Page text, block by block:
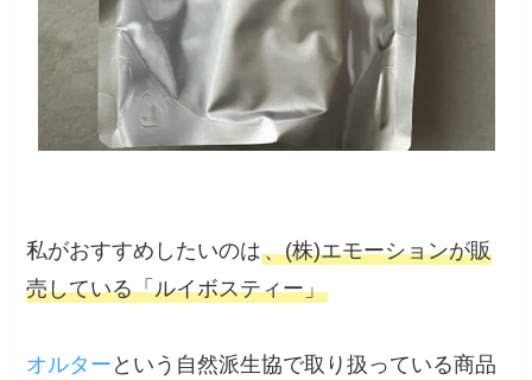
私がおすすめしたいのは、(株)エモーションが販
売している「ルイボスティー」
オルター という自然派生協で取り扱っている商品